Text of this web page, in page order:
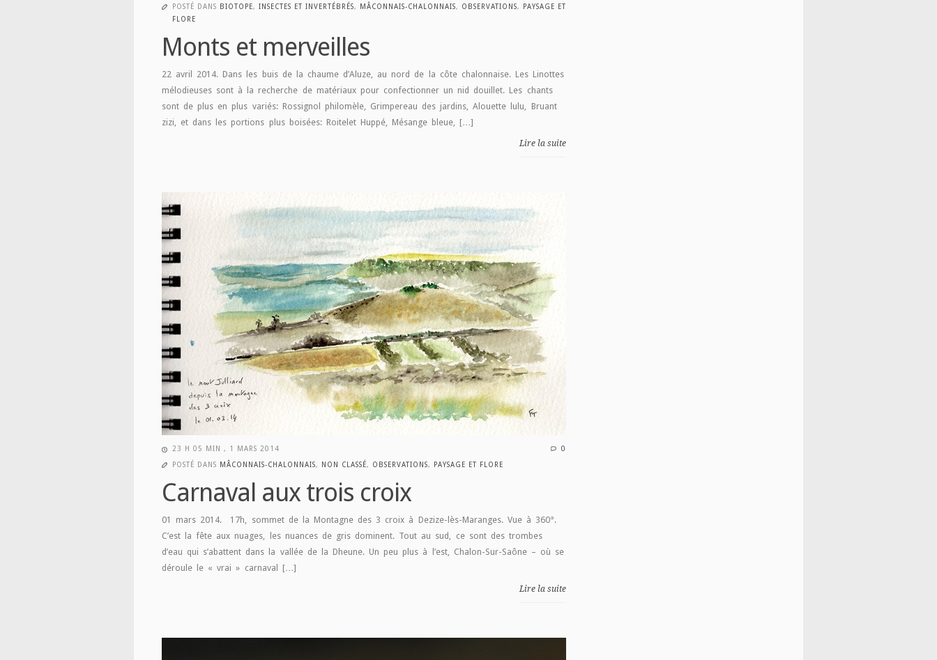
POSTÉ DANS BIOTOPE, INSECTES ET INVERTÉBRÉS, MÂCONNAIS-CHALONNAIS, OBSERVATIONS,
PAYSAGE ET
FLORE
Monts et merveilles
22 avril 2014. Dans les buis de la chaume d’Aluze, au nord de la côte chalonnaise. Les Linottes
mélodieuses sont à la recherche de matériaux pour confectionner un nid douillet. Les chants
sont de plus en plus variés: Rossignol philomèle, Grimpereau des jardins, Alouette lulu, Bruant
zizi, et dans les portions plus boisées: Roitelet Huppé, Mésange bleue, […]
Lire la suite
23 H 05 MIN , 1 MARS 2014 0
POSTÉ DANS MÂCONNAIS-CHALONNAIS, NON CLASSÉ, OBSERVATIONS, PAYSAGE ET FLORE
Carnaval aux trois croix
01 mars 2014. 17h, sommet de la Montagne des 3 croix à Dezize-lès-Maranges. Vue à 360°.
C’est la fête aux nuages, les nuances de gris dominent. Tout au sud, ce sont des trombes
d’eau qui s’abattent dans la vallée de la Dheune. Un peu plus à l’est, Chalon-Sur-Saône – où se
déroule le « vrai » carnaval […]
Lire la suite